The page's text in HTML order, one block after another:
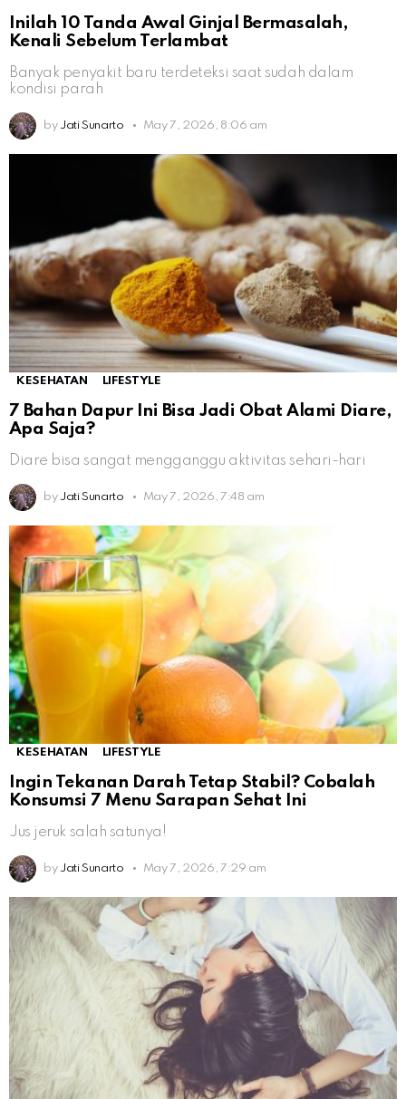
Inilah 10 Tanda Awal Ginjal Bermasalah,
Kenali Sebelum Terlambat
Banyak penyakit baru terdeteksi saat sudah dalam
kondisi parah
by Jati Sunarto May 7, 2026, 8:06 am
KESEHATAN LIFESTYLE
7 Bahan Dapur Ini Bisa Jadi Obat Alami Diare,
Apa Saja?
Diare bisa sangat mengganggu aktivitas sehari-hari
by Jati Sunarto May 7, 2026, 7:48 am
KESEHATAN LIFESTYLE
Ingin Tekanan Darah Tetap Stabil? Cobalah
Konsumsi 7 Menu Sarapan Sehat Ini
Jus jeruk salah satunya!
by Jati Sunarto May 7, 2026, 7:29 am